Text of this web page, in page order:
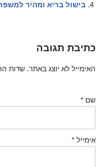
בישול בריא ומהיר
כתיבת תגובה
האימייל לא יוצג באתר. שדות
שם *
אימייל *